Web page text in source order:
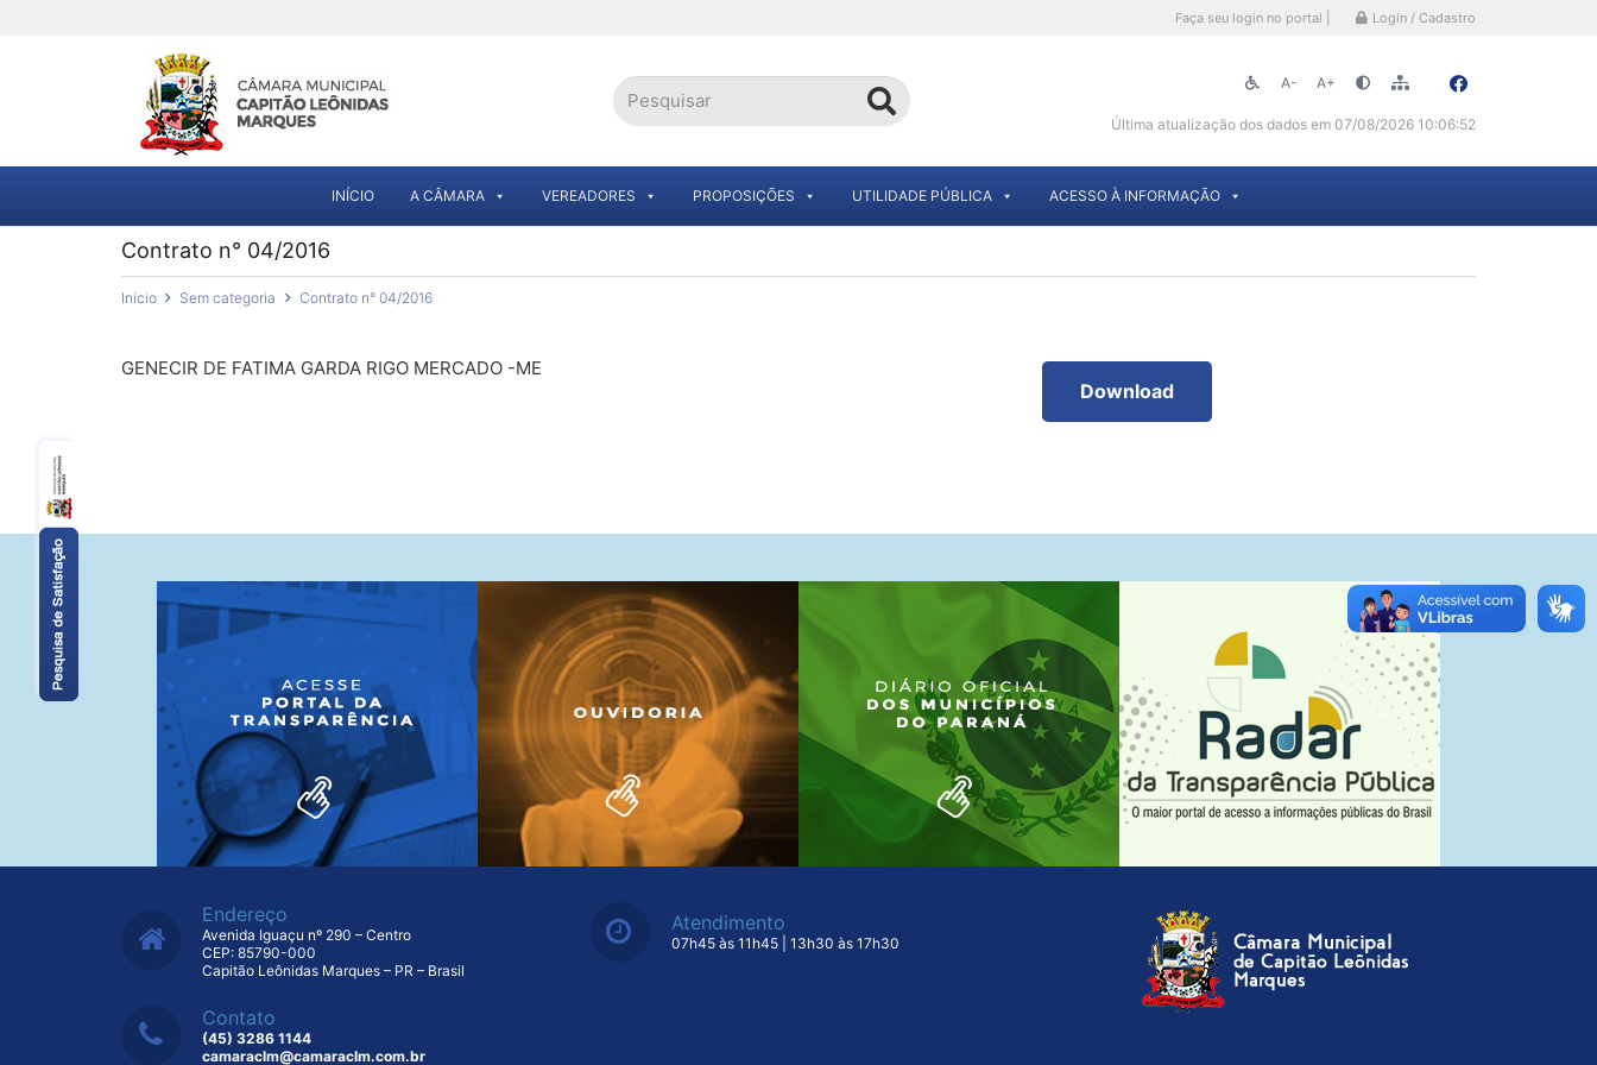
Faça seu login no portal | Login / Cadastro
A- A+
Última atualização dos dados em 07/08/2026 10:06:52
INÍCIO A CÂMARA VEREADORES PROPOSIÇÕES UTILIDADE PÚBLICA ACESSO À INFORMAÇÃO
Contrato n° 04/2016
Início Sem categoria Contrato n° 04/2016
GENECIR DE FATIMA GARDA RIGO MERCADO -ME
Download
Endereço
Avenida Iguaçu nº 290 – Centro
CEP: 85790-000
Capitão Leônidas Marques – PR – Brasil
Contato
(45) 3286 1144
camaraclm@camaraclm.com.br
Atendimento
07h45 às 11h45 | 13h30 às 17h30